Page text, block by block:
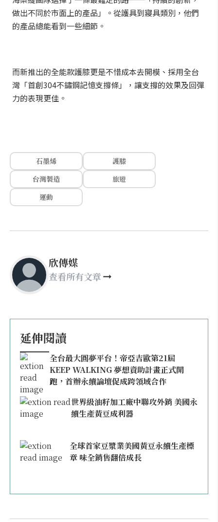
做出不同於市面上的產品」。從護具到寢具類別，他們
的產品總能看到一些細節。
而新推出的全能款護膝更是不惜成本去開模、採用全台
灣「首創304不鏽鋼記憶支撐條」，讓支撐的效果及回彈
力的表現更佳。
石墨烯
護膝
台灣製造
旅遊
運動
欣傳媒
查看所有文章
延伸閱讀
全台最大圓夢平台！帝亞吉歐第21屆
KEEP WALKING 夢想資助計畫正式開
跑，首辦永續論壇促成跨領域合作
世界級油籽加工廠中聯攻外銷 美國永
續生產黃豆成利器
全球首家豆漿業美國黃豆永續生產標
章 味全銷售翻倍成長